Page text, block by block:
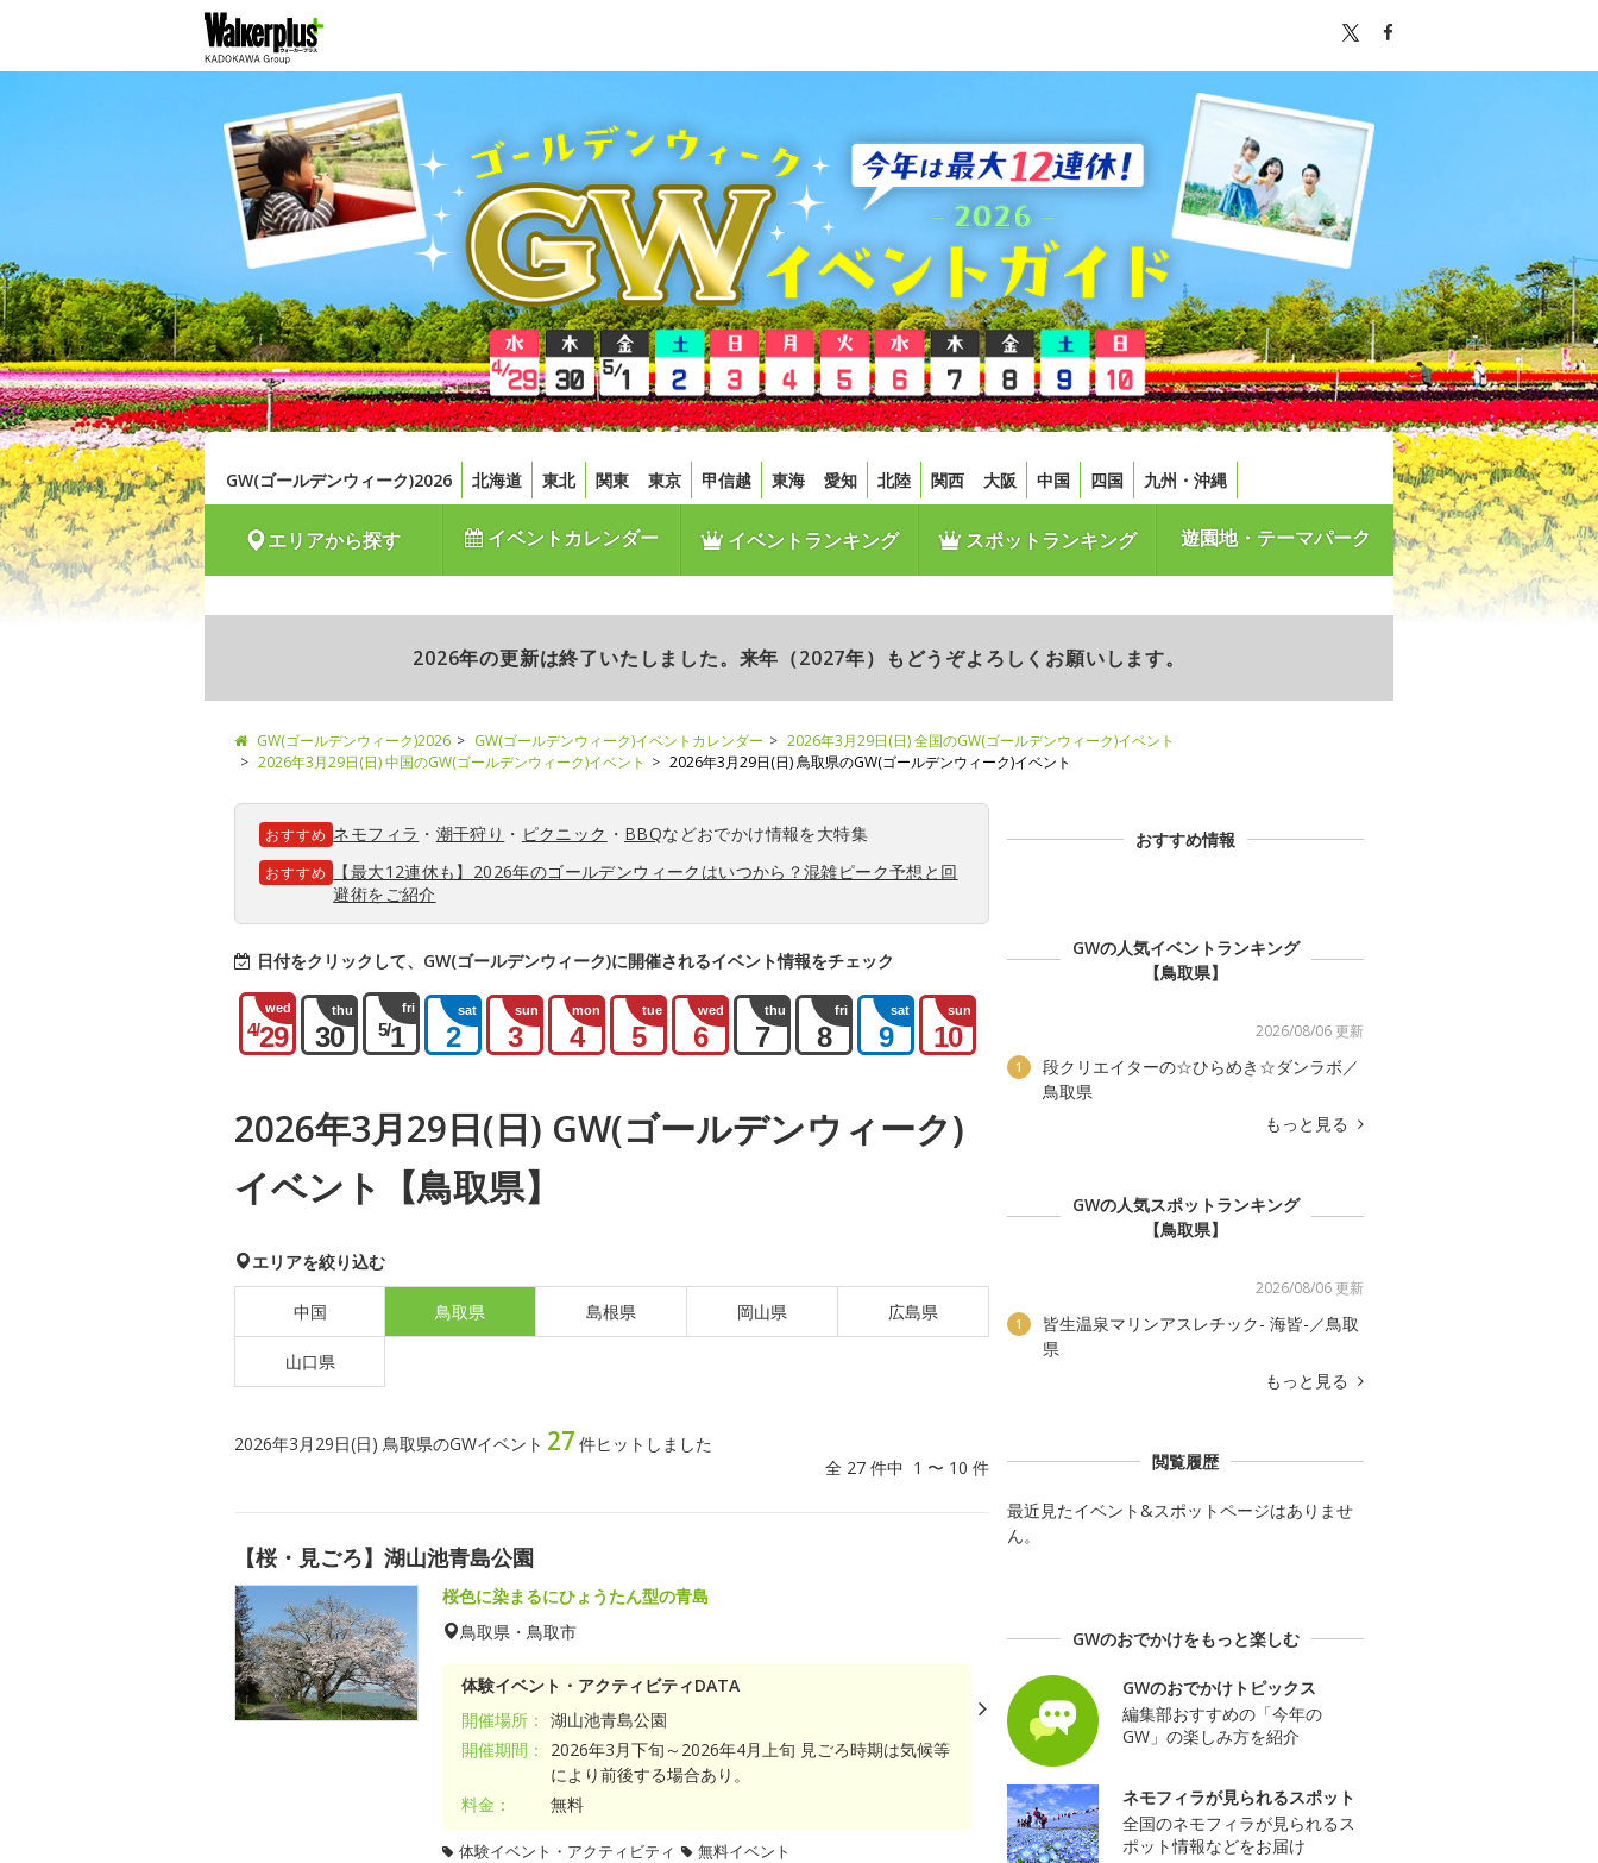
GW(ゴールデンウィーク)2026 北海道 東北 関東 東京 甲信越 東海 愛知 北陸 関西 大阪 中国 四国 九州・沖縄
エリアから探す イベントカレンダー イベントランキング スポットランキング 遊園地・テーマパーク
2026年の更新は終了いたしました。来年（2027年）もどうぞよろしくお願いします。
GW(ゴールデンウィーク)2026 GW(ゴールデンウィーク)イベントカレンダー
2026年3月29日(日) 全国のGW(ゴールデンウィーク)イベント
2026年3月29日(日) 中国のGW(ゴールデンウィーク)イベント
2026年3月29日(日) 鳥取県のGW(ゴールデンウィーク)イベント
おすすめ ネモフィラ ・ 潮干狩り ・ ピクニック ・ BBQなどおでかけ情報を大特集
おすすめ
【最大12連休も】2026年のゴールデンウィークはいつから？混雑ピーク予想と回
避術をご紹介
日付をクリックして、GW(ゴールデンウィーク)に開催されるイベント情報をチェック
wed
4/29
thu
30
fri
5/1
sat
2
sun
3
mon
4
tue
5
wed
6
thu
7
fri
8
sat
9
sun
10
2026年3月29日(日) GW(ゴールデンウィーク)
イベント【鳥取県】
エリアを絞り込む
中国 鳥取県 島根県 岡山県 広島県
山口県
2026年3月29日(日) 鳥取県のGWイベント 27 件ヒットしました
全 27 件中 1 〜 10 件
【桜・見ごろ】湖山池青島公園
桜色に染まるにひょうたん型の青島
鳥取県・鳥取市
体験イベント・アクティビティDATA
開催場所： 湖山池青島公園
開催期間：
2026年3月下旬～2026年4月上旬 見ごろ時期は気候等
により前後する場合あり。
料金：
無料
体験イベント・アクティビティ 無料イベント
おすすめ情報
GWの人気イベントランキング
【鳥取県】
2026/08/06 更新
1
段クリエイターの☆ひらめき☆ダンラボ／
鳥取県
もっと見る
GWの人気スポットランキング
【鳥取県】
2026/08/06 更新
1
皆生温泉マリンアスレチック- 海皆-／鳥取
県
もっと見る
閲覧履歴
最近見たイベント&スポットページはありませ
ん。
GWのおでかけをもっと楽しむ
GWのおでかけトピックス
編集部おすすめの「今年の
GW」の楽しみ方を紹介
ネモフィラが見られるスポット
全国のネモフィラが見られるス
ポット情報などをお届け